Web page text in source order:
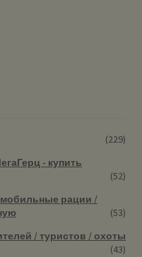
(229)
- купить
(52)
рации /
(53)
/ туристов / охоты
(43)